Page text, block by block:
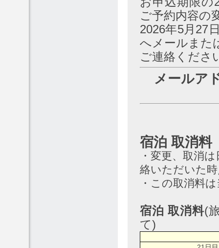
ご予約内容の
2026年5月27
へメールまた
ご連絡くださ
メールア
宿泊 取消料
・変更、取消
絡いただいた
・この取消料
宿泊 取消料(
て)